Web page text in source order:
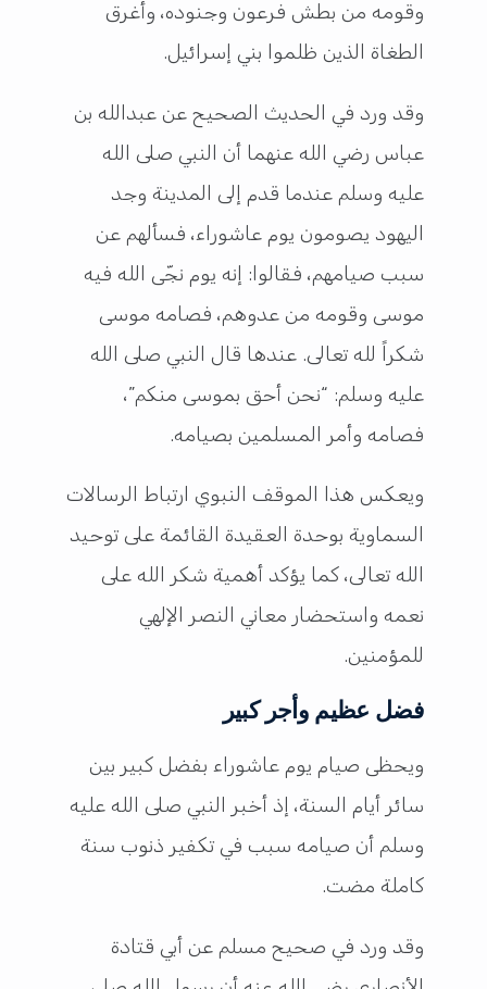
وقومه من بطش فرعون وجنوده، وأغرق
الطغاة الذين ظلموا بني إسرائيل.
وقد ورد في الحديث الصحيح عن عبدالله بن
عباس رضي الله عنهما أن النبي صلى الله
عليه وسلم عندما قدم إلى المدينة وجد
اليهود يصومون يوم عاشوراء، فسألهم عن
سبب صيامهم، فقالوا: إنه يوم نجّى الله فيه
موسى وقومه من عدوهم، فصامه موسى
شكراً لله تعالى. عندها قال النبي صلى الله
عليه وسلم: “نحن أحق بموسى منكم”،
فصامه وأمر المسلمين بصيامه.
ويعكس هذا الموقف النبوي ارتباط الرسالات
السماوية بوحدة العقيدة القائمة على توحيد
الله تعالى، كما يؤكد أهمية شكر الله على
نعمه واستحضار معاني النصر الإلهي
للمؤمنين.
فضل عظيم وأجر كبير
ويحظى صيام يوم عاشوراء بفضل كبير بين
سائر أيام السنة، إذ أخبر النبي صلى الله عليه
وسلم أن صيامه سبب في تكفير ذنوب سنة
كاملة مضت.
وقد ورد في صحيح مسلم عن أبي قتادة